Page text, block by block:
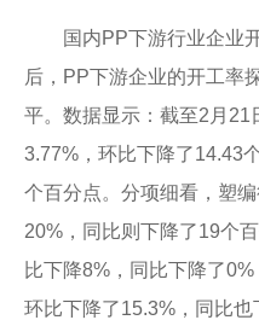
国内PP下游行业企业开
后，PP下游企业的开工率
平。数据显示：截至2月21
3.77%，环比下降了14.43
个百分点。分项细看，塑
20%，同比则下降了19个
比下降8%，同比下降了
环比下降了15.3%，同比